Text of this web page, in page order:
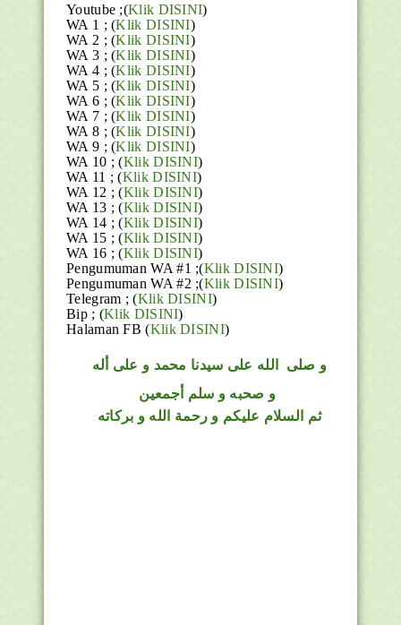
Youtube ;(Klik DISINI)
WA 1 ; (Klik DISINI)
WA 2 ; (Klik DISINI)
WA 3 ; (Klik DISINI)
WA 4 ; (Klik DISINI)
WA 5 ; (Klik DISINI)
WA 6 ; (Klik DISINI)
WA 7 ; (Klik DISINI)
WA 8 ; (Klik DISINI)
WA 9 ; (Klik DISINI)
WA 10 ; (Klik DISINI)
WA 11 ; (Klik DISINI)
WA 12 ; (Klik DISINI)
WA 13 ; (Klik DISINI)
WA 14 ; (Klik DISINI)
WA 15 ; (Klik DISINI)
WA 16 ; (Klik DISINI)
Pengumuman WA #1 ;(Klik DISINI)
Pengumuman WA #2 ;(Klik DISINI)
Telegram ;(Klik DISINI)
Bip ; (Klik DISINI)
Halaman FB(Klik DISINI)
و صلى الله على سيدنا محمد و على أله
و صحبه و سلم أجمعين
ثم السلام عليكم و رحمة الله و بركاته